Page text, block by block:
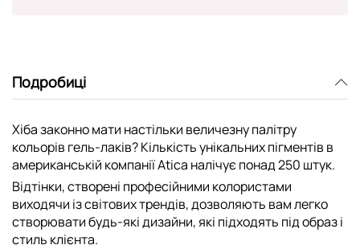
Подробиці
Хіба законно мати настільки величезну палітру
кольорів гель-лаків? Кількість унікальних пігментів в
американській компанії Atica налічує понад 250 штук.
Відтінки, створені професійними колористами
виходячи із світових трендів, дозволяють вам легко
створювати будь-які дизайни, які підходять під образ і
стиль клієнта.